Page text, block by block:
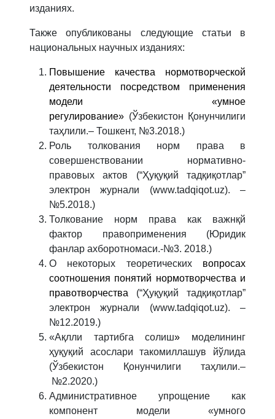
изданиях.
Также опубликованы следующие статьи в
национальных научных изданиях:
Повышение качества нормотворческой
деятельности посредством применения
модели «умное
регулирование» (Ўзбекистон Қонунчилиги
таҳлили.– Тошкент, №3.2018.)
Роль толкования норм права в
совершенствовании нормативно-
правовых актов (“Ҳуқуқий тадқиқотлар”
электрон журнали (www.tadqiqot.uz). –
№5.2018.)
Толкование норм права как важнқй
фактор правоприменения (Юридик
фанлар ахборотномаси.-№3. 2018.)
О некоторых теоретических вопросах
соотношения понятий нормотворчества и
правотворчества (“Ҳуқуқий тадқиқотлар”
электрон журнали (www.tadqiqot.uz). –
№12.2019.)
«Ақлли тартибга солиш» моделининг
ҳуқуқий асослари такомиллашув йўлида
(Ўзбекистон Қонунчилиги таҳлили.–
№2.2020.)
Административное упрощение как
компонент модели «умного